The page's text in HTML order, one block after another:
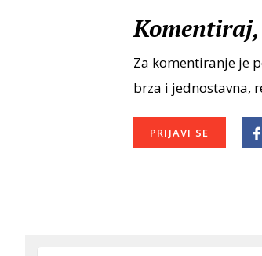
Za komentiranje je
brza i jednostavna,
PRIJAVI SE